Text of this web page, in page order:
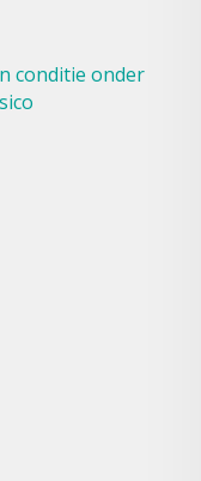
conditie onder